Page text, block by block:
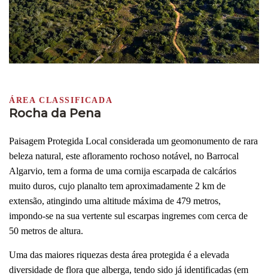
ÁREA CLASSIFICADA
Rocha da Pena
Paisagem Protegida Local considerada um geomonumento de rara
beleza natural, este afloramento rochoso notável, no Barrocal
Algarvio, tem a forma de uma cornija escarpada de calcários
muito duros, cujo planalto tem aproximadamente 2 km de
extensão, atingindo uma altitude máxima de 479 metros,
impondo-se na sua vertente sul escarpas ingremes com cerca de
50 metros de altura.
Uma das maiores riquezas desta área protegida é a elevada
diversidade de flora que alberga, tendo sido já identificadas (em